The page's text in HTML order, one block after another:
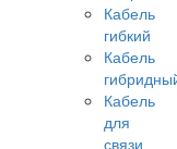
Кабель
гибкий
Кабель
Кабель
для
связи